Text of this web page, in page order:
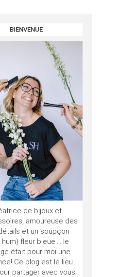
BIENVENUE
de bijoux et
amoureuse des
et un soupçon
hum) fleur bleue.... le
était pour moi une
Ce blog est le lieu
partager avec vous